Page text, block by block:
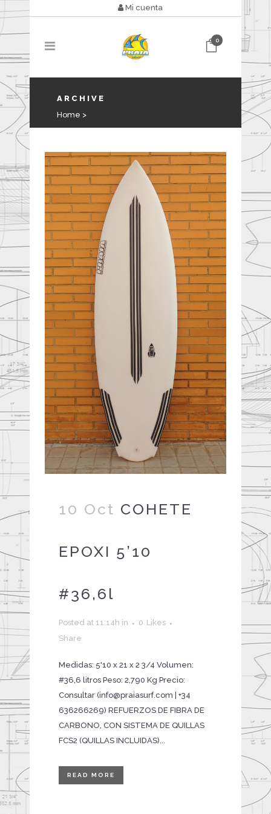
Mi cuenta
0
ARCHIVE
Home >
10 Oct COHETE
EPOXI 5’10
#36,6l
Posted at 11:14h in 0 Likes
Share
Medidas: 5'10 x 21 x 2 3/4 Volumen:
#36,6 litros Peso: 2,790 Kg Precio:
Consultar (info@praiasurf.com | +34
636266269) REFUERZOS DE FIBRA DE
CARBONO, CON SISTEMA DE QUILLAS
FCS2 (QUILLAS INCLUIDAS)...
READ MORE